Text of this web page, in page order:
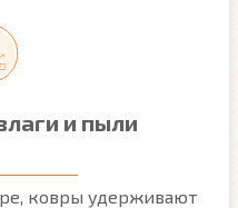
и пыли
ковры удерживают